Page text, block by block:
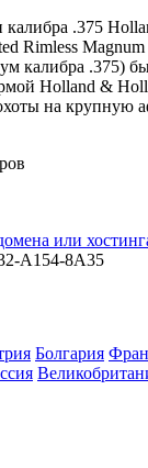
калибра .375
Rimless
калибра .375)
Holland &
на крупную
или
A154-8A35
Болгария